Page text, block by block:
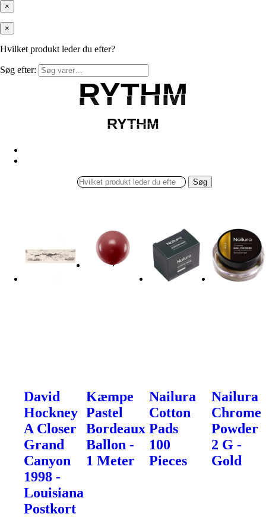
×
×
Hvilket produkt leder du efter?
Søg efter:
RYTHM
RYTHM
RYTHM
RYTHM
Søg
David
Hockney
A Closer
Grand
Canyon
1998 -
Louisiana
Postkort
Kæmpe
Pastel
Bordeaux
Ballon -
1 Meter
Nailura
Cotton
Pads
100
Pieces
Nailura
Chrome
Powder
2 G -
Gold